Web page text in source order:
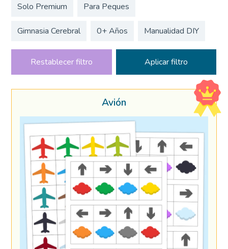
Solo Premium Para Peques
Gimnasia Cerebral 0+ Años Manualidad DIY
Restablecer filtro
Avión